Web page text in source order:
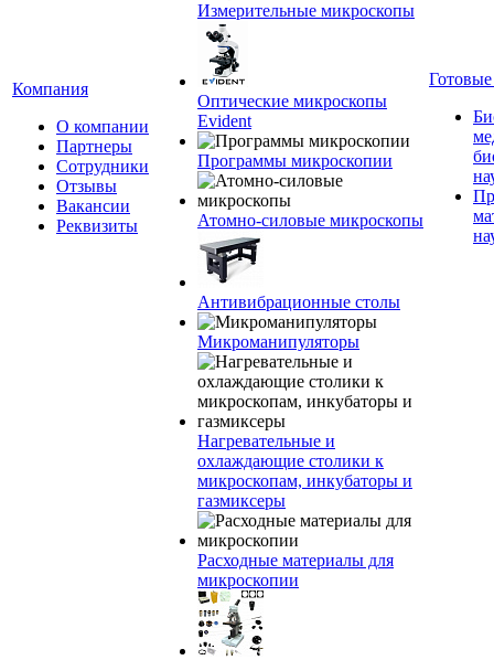
Компания
О компании
Партнеры
Сотрудники
Отзывы
Вакансии
Реквизиты
Измерительные микроскопы
Оптические микроскопы
Evident
Программы микроскопии
Атомно-силовые микроскопы
Антивибрационные столы
Микроманипуляторы
Нагревательные и
охлаждающие столики к
микроскопам, инкубаторы и
газмиксеры
Расходные материалы для
микроскопии